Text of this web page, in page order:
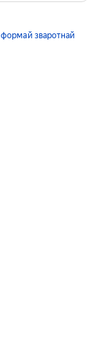
формай зваротнай